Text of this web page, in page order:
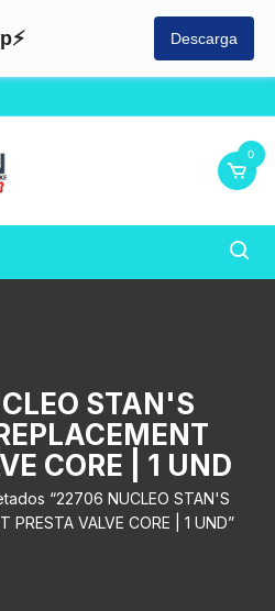
Descarga
0
STAN'S
CORE | 1 UND
“22706 NUCLEO STAN'S
PRESTA VALVE CORE | 1 UND”